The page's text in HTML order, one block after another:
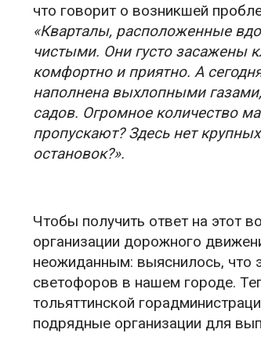
что говорит о возникшей
«Кварталы, расположенные
чистыми. Они густо засажены
комфортно и приятно. А
наполнена выхлопными
садов. Огромное количество
пропускают? Здесь нет
остановок?».
Чтобы получить ответ на этот
организации дорожного
неожиданным: выяснилось, что
светофоров в нашем городе.
тольяттинской
подрядные организации для